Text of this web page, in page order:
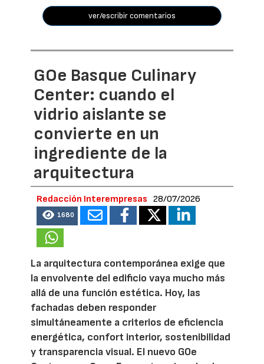
ver/escribir comentarios
GOe Basque Culinary
Center: cuando el
vidrio aislante se
convierte en un
ingrediente de la
arquitectura
Redacción Interempresas 28/07/2026
1680
La arquitectura contemporánea exige que
la envolvente del edificio vaya mucho más
allá de una función estética. Hoy, las
fachadas deben responder
simultáneamente a criterios de eficiencia
energética, confort interior, sostenibilidad
y transparencia visual. El nuevo GOe